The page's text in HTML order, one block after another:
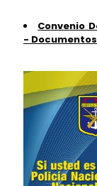
Convenio
- Documentos